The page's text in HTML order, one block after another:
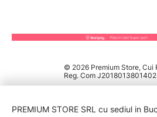
© 2026 Premium Store, Cui
Reg. Com
PREMIUM STORE SRL cu sediul in